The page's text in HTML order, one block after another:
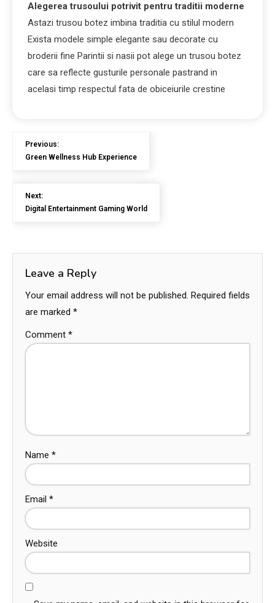
Alegerea trusoului potrivit pentru traditii moderne
Astazi trusou botez imbina traditia cu stilul modern
Exista modele simple elegante sau decorate cu
broderii fine Parintii si nasii pot alege un trusou botez
care sa reflecte gusturile personale pastrand in
acelasi timp respectul fata de obiceiurile crestine
Previous:
Green Wellness Hub Experience
Next:
Digital Entertainment Gaming World
Leave a Reply
Your email address will not be published. Required fields
are marked *
Comment *
Name *
Email *
Website